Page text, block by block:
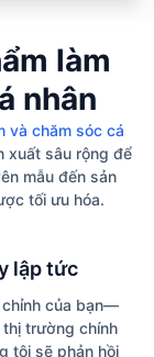
làm
nhân
và chăm sóc cá
xuất sâu rộng để
mẫu đến sản
tối ưu hóa.
lập tức
của bạn—
trường chính
tôi sẽ phản hồi